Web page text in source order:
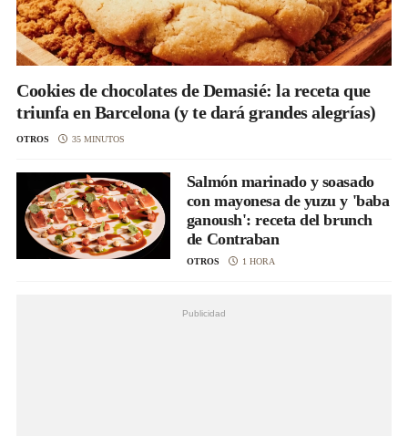
Cookies de chocolates de Demasié: la receta que
triunfa en Barcelona (y te dará grandes alegrías)
OTROS 35 MINUTOS
Salmón marinado y soasado
con mayonesa de yuzu y 'baba
ganoush': receta del brunch
de Contraban
OTROS 1 HORA